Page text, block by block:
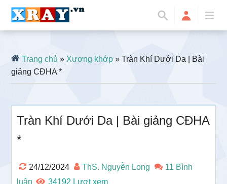
Trang chủ » Xương khớp » Tràn Khí Dưới Da | Bài
giảng CĐHA *
Tràn Khí Dưới Da | Bài giảng CĐHA
*
24/12/2024 ThS. Nguyễn Long
11 Bình
luận
34192